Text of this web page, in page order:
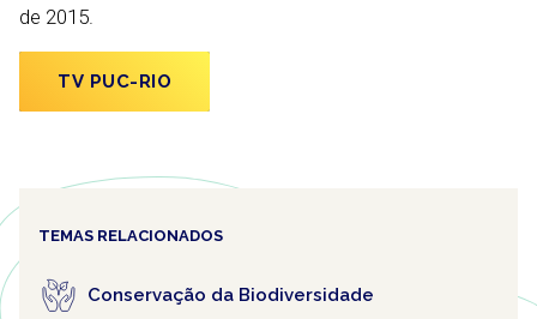
de 2015.
TV PUC-RIO
TEMAS RELACIONADOS
Conservação da Biodiversidade